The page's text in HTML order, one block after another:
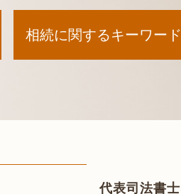
相続に関するキーワード
遺留分 放棄代表司法書士